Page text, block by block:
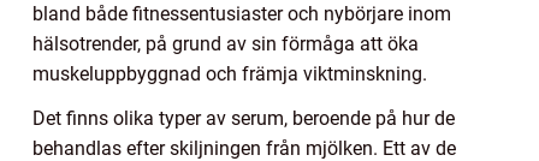
bland både fitnessentusiaster och nybörjare inom
hälsotrender, på grund av sin förmåga att öka
muskeluppbyggnad och främja viktminskning.
Det finns olika typer av serum, beroende på hur de
behandlas efter skiljningen från mjölken. Ett av de